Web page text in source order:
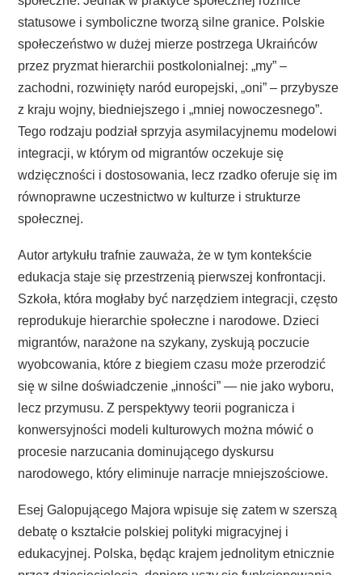
statusowe i symboliczne tworzą silne granice. Polskie
społeczeństwo w dużej mierze postrzega Ukraińców
przez pryzmat hierarchii postkolonialnej: „my” –
zachodni, rozwinięty naród europejski, „oni” – przybysze
z kraju wojny, biedniejszego i „mniej nowoczesnego”.
Tego rodzaju podział sprzyja asymilacyjnemu modelowi
integracji, w którym od migrantów oczekuje się
wdzięczności i dostosowania, lecz rzadko oferuje się im
równoprawne uczestnictwo w kulturze i strukturze
społecznej.
Autor artykułu trafnie zauważa, że w tym kontekście
edukacja staje się przestrzenią pierwszej konfrontacji.
Szkoła, która mogłaby być narzędziem integracji, często
reprodukuje hierarchie społeczne i narodowe. Dzieci
migrantów, narażone na szykany, zyskują poczucie
wyobcowania, które z biegiem czasu może przerodzić
się w silne doświadczenie „inności” — nie jako wyboru,
lecz przymusu. Z perspektywy teorii pogranicza i
konwersyjności modeli kulturowych można mówić o
procesie narzucania dominującego dyskursu
narodowego, który eliminuje narracje mniejszościowe.
Esej Galopującego Majora wpisuje się zatem w szerszą
debatę o kształcie polskiej polityki migracyjnej i
edukacyjnej. Polska, będąc krajem jednolitym etnicznie